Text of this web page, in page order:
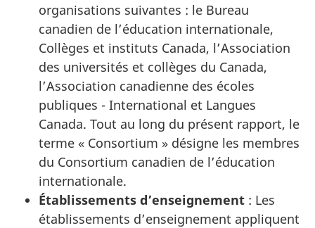
organisations suivantes : le Bureau
canadien de l’éducation internationale,
Collèges et instituts Canada, l’Association
des universités et collèges du Canada,
l’Association canadienne des écoles
publiques - International et Langues
Canada. Tout au long du présent rapport, le
terme « Consortium » désigne les membres
du Consortium canadien de l’éducation
internationale.
Établissements d’enseignement : Les
établissements d’enseignement appliquent